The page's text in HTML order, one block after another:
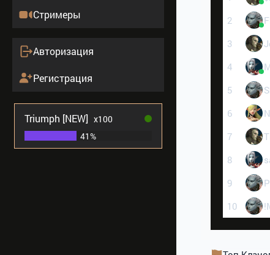
Стримеры
Авторизация
Регистрация
Triumph [NEW] x100
41%
2
3
4
5
6
7
8
9
10